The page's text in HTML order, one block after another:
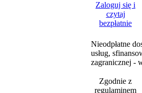
Zaloguj się i
czytaj
bezpłatnie
Nieodpłatne
usług,
zagranicznej -
Zgodnie z
regulaminem